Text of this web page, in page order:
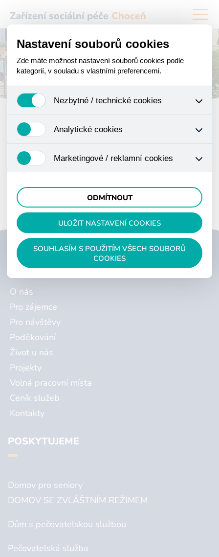
Zařízení sociální péče Choceň
ZSP CHOCEŇ
O nás
Pro zájemce
Pro návštěvy
Poděkování
Život u nás
Projekty
Volná pracovní místa
Ceník služeb
Kontakty
POSKYTUJEME
Domov pro seniory
DOMOV SE ZVLÁŠTNÍM REŽIMEM
Dům s pečovatelskou službou
Pečovatelská služba
Nastavení souborů cookies
Zde máte možnost nastavení souborů cookies podle
kategorií, v souladu s vlastními preferencemi.
Nezbytné / technické cookies
správnému chování našich webových stránek a
produktů v nákupním košíku, ovládání filtrů a také
nastavení souhlasu s uživáním cookies. Pro tyto
Analytické cookies
společnosti Google Inc., která následně tato data
přiřadit konkrétnímu uživateli. Proto nedokážeme
zjistit navštívené odkazy, prohlížené zboží apod.
Marketingové / reklamní cookies
marketingové kampaně.
ODMÍTNOUT
ULOŽIT NASTAVENÍ COOKIES
SOUHLASÍM S POUŽITÍM VŠECH SOUBORŮ
COOKIES